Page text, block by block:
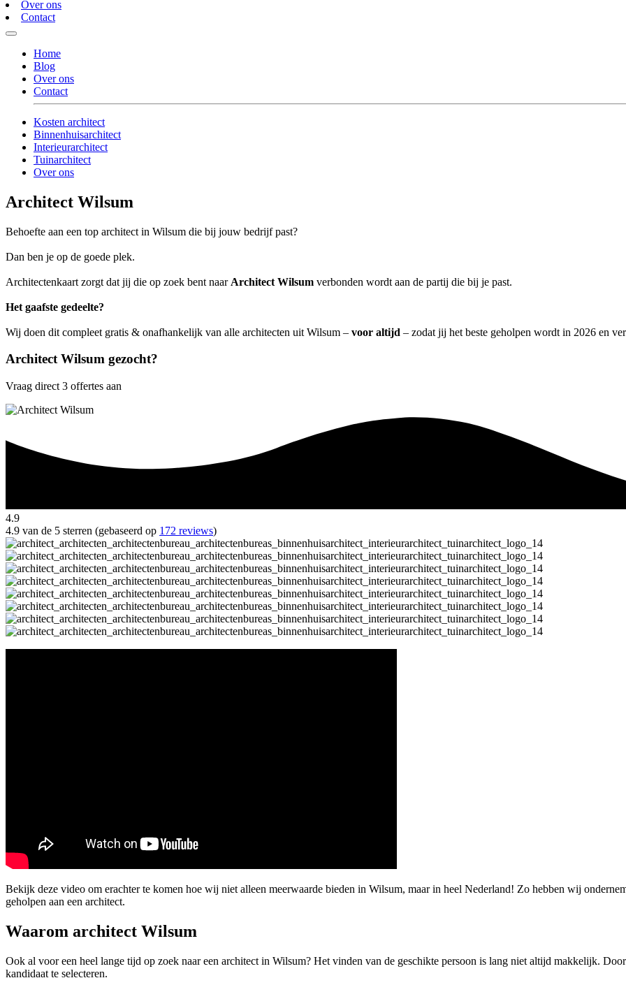
Over ons
Contact
Home
Blog
Over ons
Contact
Kosten architect
Binnenhuisarchitect
Interieurarchitect
Tuinarchitect
Over ons
Architect Wilsum
Behoefte aan een top architect in Wilsum die bij jouw bedrijf past?
Dan ben je op de goede plek.
Architectenkaart zorgt dat jij die op zoek bent naar Architect Wilsum verbonden wordt aan de partij die bij je past.
Het gaafste gedeelte?
Wij doen dit compleet gratis & onafhankelijk van alle architecten uit Wilsum – voor altijd – zodat jij het beste geholpen wordt in 2026 en
Architect Wilsum gezocht?
Vraag direct 3 offertes aan
4.9
4.9 van de 5 sterren (gebaseerd op 172 reviews)
Bekijk deze video om erachter te komen hoe wij niet alleen meerwaarde bieden in Wilsum, maar in heel Nederland! Zo hebben wij
geholpen aan een architect.
Waarom architect Wilsum
Ook al voor een heel lange tijd op zoek naar een architect in Wilsum? Het vinden van de geschikte persoon is lang niet altijd makkelijk.
kandidaat te selecteren.